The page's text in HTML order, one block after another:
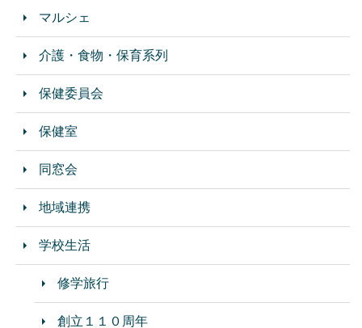
マルシェ
介護・食物・保育系列
保健委員会
保健室
同窓会
地域連携
学校生活
修学旅行
創立１１０周年